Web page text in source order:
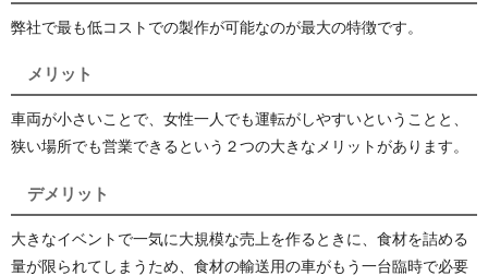
弊社で最も低コストでの製作が可能なのが最大の特徴です。
メリット
車両が小さいことで、女性一人でも運転がしやすいということと、
狭い場所でも営業できるという２つの大きなメリットがあります。
デメリット
大きなイベントで一気に大規模な売上を作るときに、食材を詰める
量が限られてしまうため、食材の輸送用の車がもう一台臨時で必要